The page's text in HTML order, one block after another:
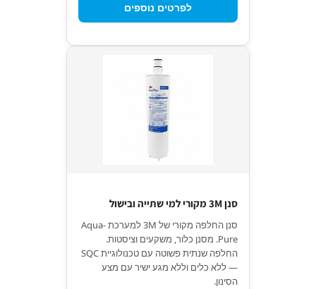
לפרטים נוספים
סנן 3M מקורי למי שתייה ובישול
סנן החלפה מקורי של 3M למערכת Aqua-
Pure. מסנן כלור, משקעים וציסטות.
החלפה שנתית פשוטה עם טכנולוגיית SQC
— ללא כלים וללא מגע ישיר עם מצע
הסינון.